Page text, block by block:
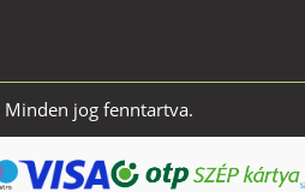
Minden jog fenntartva.